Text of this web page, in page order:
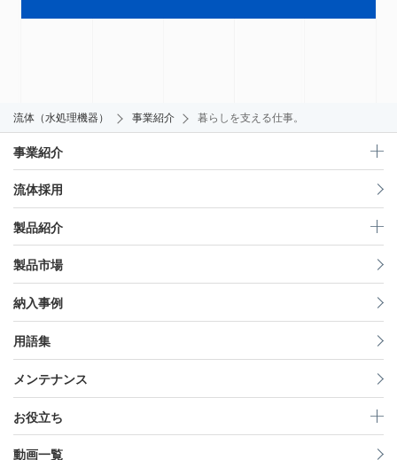
流体（水処理機器） 事業紹介 暮らしを支える仕事。
事業紹介
流体採用
製品紹介
製品市場
納入事例
用語集
メンテナンス
お役立ち
動画一覧